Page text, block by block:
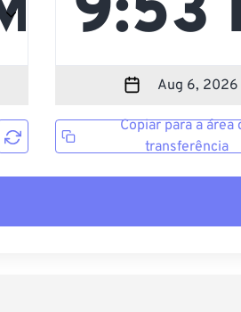
Copiar para a área
transferência